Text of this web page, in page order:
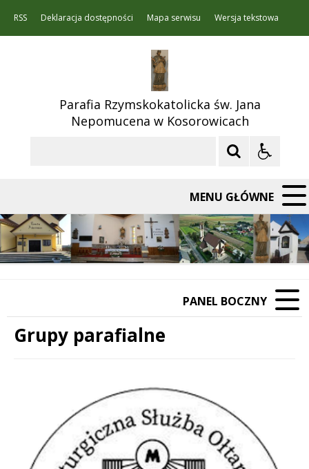
RSS Deklaracja dostępności Mapa serwisu Wersja tekstowa
Parafia Rzymskokatolicka św. Jana
Nepomucena w Kosorowicach
MENU GŁÓWNE
PANEL BOCZNY
Grupy parafialne